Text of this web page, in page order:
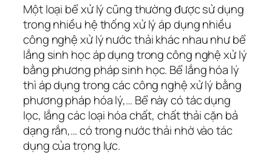
Một loại bể xử lý cũng thường được sử dụng
trong nhiều hệ thống xử lý áp dụng nhiều
công nghệ xử lý nước thải khác nhau như bể
lắng sinh học áp dụng trong công nghệ xử lý
bằng phương pháp sinh học. Bể lắng hóa lý
thì áp dụng trong các công nghệ xử lý bằng
phương pháp hóa lý,… Bể này có tác dụng
lọc, lắng các loại hóa chất, chất thải cặn bả
dạng rắn,… có trong nước thải nhờ vào tác
dụng của trọng lực.